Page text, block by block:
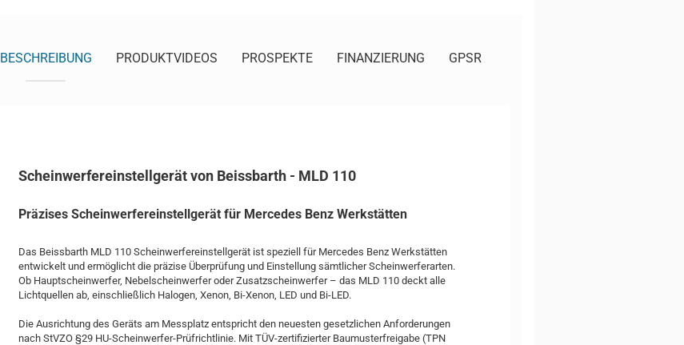
BESCHREIBUNG PRODUKTVIDEOS PROSPEKTE FINANZIERUNG GPSR
Scheinwerfereinstellgerät von Beissbarth - MLD 110
Präzises Scheinwerfereinstellgerät für Mercedes Benz Werkstätten
Das Beissbarth MLD 110 Scheinwerfereinstellgerät ist speziell für Mercedes Benz Werkstätten
entwickelt und ermöglicht die präzise Überprüfung und Einstellung sämtlicher Scheinwerferarten.
Ob Hauptscheinwerfer, Nebelscheinwerfer oder Zusatzscheinwerfer – das MLD 110 deckt alle
Lichtquellen ab, einschließlich Halogen, Xenon, Bi-Xenon, LED und Bi-LED.
Die Ausrichtung des Geräts am Messplatz entspricht den neuesten gesetzlichen Anforderungen
nach StVZO §29 HU-Scheinwerfer-Prüfrichtlinie. Mit TÜV-zertifizierter Baumusterfreigabe (TPN